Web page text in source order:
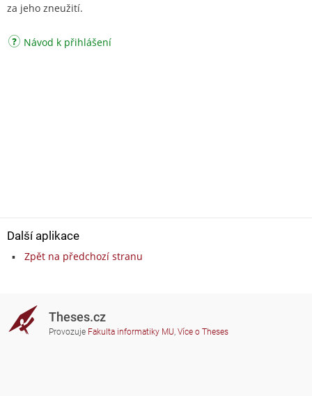
za jeho zneužití.
Návod k přihlášení
Další aplikace
Zpět na předchozí stranu
Theses.cz
Provozuje Fakulta informatiky MU, Více o Theses